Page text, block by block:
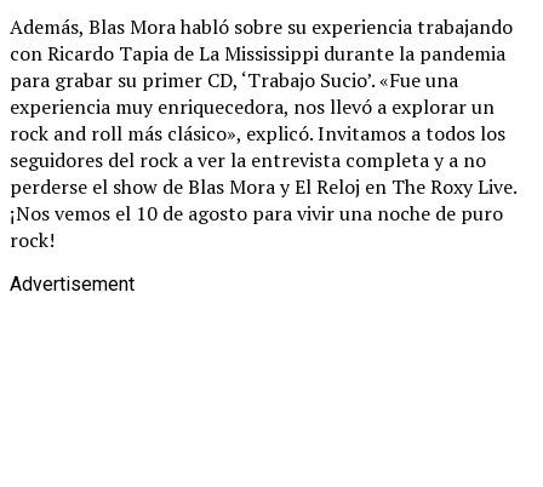
Además, Blas Mora habló sobre su experiencia trabajando
con Ricardo Tapia de La Mississippi durante la pandemia
para grabar su primer CD, ‘Trabajo Sucio’. «Fue una
experiencia muy enriquecedora, nos llevó a explorar un
rock and roll más clásico», explicó. Invitamos a todos los
seguidores del rock a ver la entrevista completa y a no
perderse el show de Blas Mora y El Reloj en The Roxy Live.
¡Nos vemos el 10 de agosto para vivir una noche de puro
rock!
Advertisement